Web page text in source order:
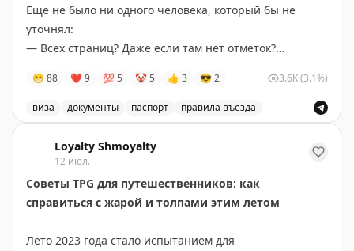
Ещё не было ни одного человека, который бы не
уточнял:
— Всех страниц? Даже если там нет отметок?
отметок.
Вам жалко?
😁 88 ❤ 9 💯 5 🤡5 👍 3 😎 2 3.6K(3.1%)
виза документы паспорт правила въезда
Loyalty Shmoyalty
12 июл.
Советы TPG для путешественников: как
справиться с жарой и толпами этим летом
Лето 2023 года стало испытанием для